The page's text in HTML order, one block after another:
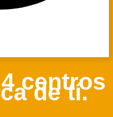
centros
de tí.